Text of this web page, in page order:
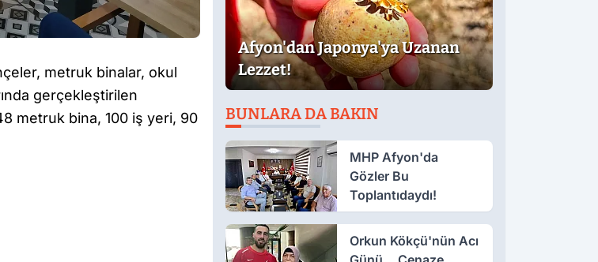
metruk binalar, okul
gerçekleştirilen
metruk bina, 100 iş yeri, 90
Afyon'dan Japonya'ya Uzanan
Lezzet!
BUNLARA DA BAKIN
MHP Afyon'da
Gözler Bu
Toplantıdaydı!
Orkun Kökçü'nün Acı